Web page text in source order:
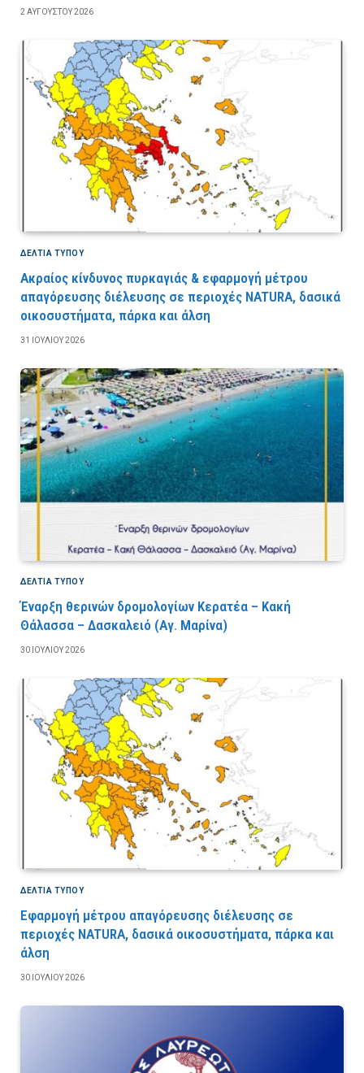
2 ΑΥΓΟΎΣΤΟΥ 2026
ΔΕΛΤΙΑ ΤΥΠΟΥ
Ακραίος κίνδυνος πυρκαγιάς & εφαρμογή μέτρου
απαγόρευσης διέλευσης σε περιοχές NATURA, δασικά
οικοσυστήματα, πάρκα και άλση
31 ΙΟΥΛΊΟΥ 2026
ΔΕΛΤΙΑ ΤΥΠΟΥ
Έναρξη θερινών δρομολογίων Κερατέα – Κακή
Θάλασσα – Δασκαλειό (Αγ. Μαρίνα)
30 ΙΟΥΛΊΟΥ 2026
ΔΕΛΤΙΑ ΤΥΠΟΥ
Εφαρμογή μέτρου απαγόρευσης διέλευσης σε
περιοχές NATURA, δασικά οικοσυστήματα, πάρκα και
άλση
30 ΙΟΥΛΊΟΥ 2026